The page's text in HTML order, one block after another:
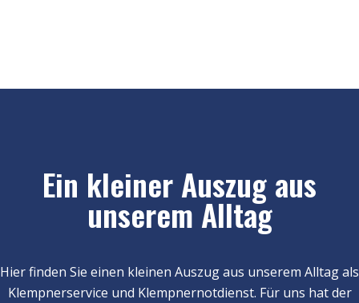
Ein kleiner Auszug aus
unserem Alltag
Hier finden Sie einen kleinen Auszug aus unserem Alltag als
Klempnerservice und Klempnernotdienst. Für uns hat der